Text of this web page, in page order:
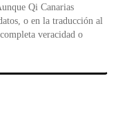
Qi Canarias
o en la traducción al
veracidad o